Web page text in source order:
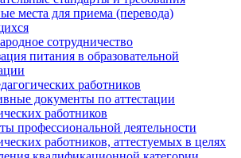
места для приема (перевода)
сотрудничество
питания в образовательной
работников
документы по аттестации
работников
профессиональной деятельности
работников, аттестуемых в целях